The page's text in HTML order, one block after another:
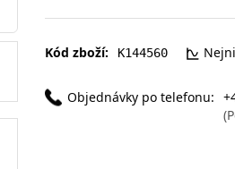
Kód zboží: K144560
Objednávky po telefonu: